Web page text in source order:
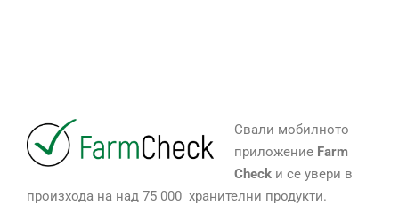
Свали мобилното
приложение Farm
Checkи се увери в
произхода на над 75 000 хранителни продукти.